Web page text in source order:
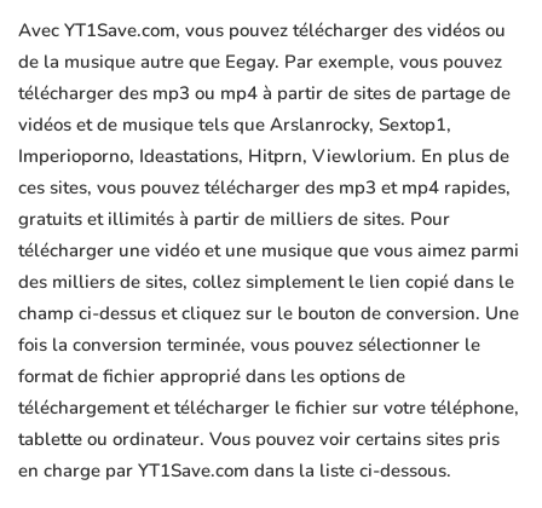
Avec YT1Save.com, vous pouvez télécharger des vidéos ou
de la musique autre que Eegay. Par exemple, vous pouvez
télécharger des mp3 ou mp4 à partir de sites de partage de
vidéos et de musique tels que Arslanrocky, Sextop1,
Imperioporno, Ideastations, Hitprn, Viewlorium. En plus de
ces sites, vous pouvez télécharger des mp3 et mp4 rapides,
gratuits et illimités à partir de milliers de sites. Pour
télécharger une vidéo et une musique que vous aimez parmi
des milliers de sites, collez simplement le lien copié dans le
champ ci-dessus et cliquez sur le bouton de conversion. Une
fois la conversion terminée, vous pouvez sélectionner le
format de fichier approprié dans les options de
téléchargement et télécharger le fichier sur votre téléphone,
tablette ou ordinateur. Vous pouvez voir certains sites pris
en charge par YT1Save.com dans la liste ci-dessous.